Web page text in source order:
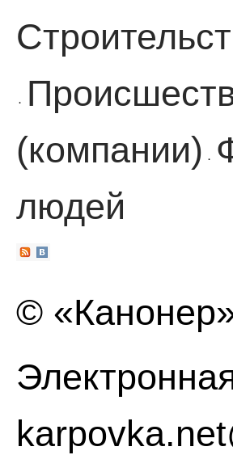
·
(компании)
·
людей
©